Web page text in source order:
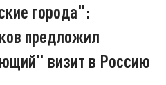
города":
предложил
визит в Россию